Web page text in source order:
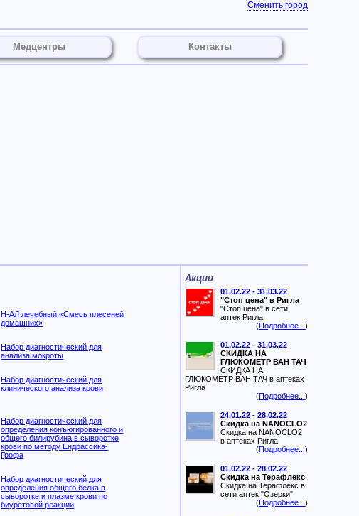
Сменить город
Медцентры Контакты
Акции
01.02.22 - 31.03.22
"Стоп цена" в Ригла
"Стоп цена" в сети
аптек Ригла
(Подробнее... )
01.02.22 - 31.03.22
СКИДКА НА
ГЛЮКОМЕТР ВАН ТАЧ
СКИДКА НА
ГЛЮКОМЕТР ВАН ТАЧ в аптеках
Ригла
(Подробнее... )
24.01.22 - 28.02.22
Скидка на NANOCLO2
Скидка на NANOCLO2
в аптеках Ригла
(Подробнее... )
01.02.22 - 28.02.22
Скидка на Терафлекс
Скидка на Терафлекс в
сети аптек "Озерки"
(Подробнее... )
Н-АЛ лечебный «Смесь плесеней
домашних»
Набор диагностический для
анализа мокроты
Набор диагностический для
клинического анализа крови
Набор диагностический для
определения конъюгированного и
общего билирубина в сыворотке
крови по методу Ендрассика-
Грофа
Набор диагностический для
определения общего белка в
сыворотке и плазме крови по
биуретовой реакции